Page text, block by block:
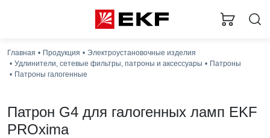
Главная Продукция
Электроустановочные изделия
Удлинители, сетевые фильтры, патроны и аксессуары
Патроны
Патроны галогенные
Патрон G4 для галогенных ламп EKF
PROxima